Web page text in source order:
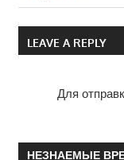
по
записям
LEAVE A REPLY
Для
НЕЗНАЕМЫЕ